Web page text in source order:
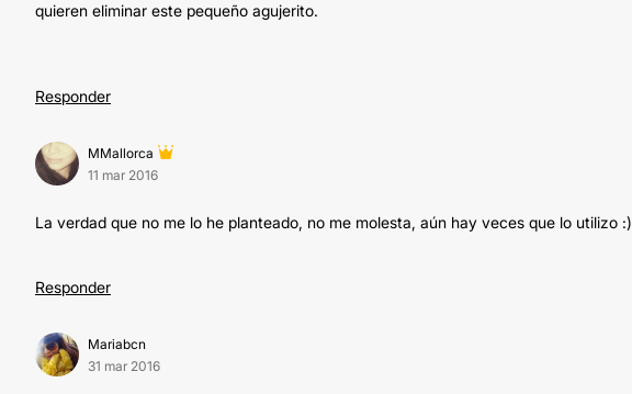
quieren eliminar este pequeño agujerito.
Responder
MMallorca
11 mar 2016
La verdad que no me lo he planteado, no me molesta, aún hay veces que lo utilizo :)
Responder
Mariabcn
31 mar 2016